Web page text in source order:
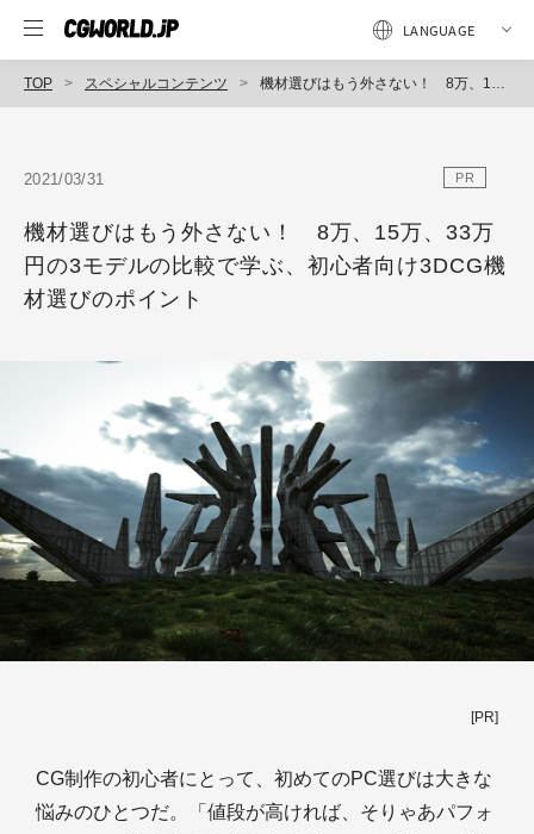
TOP スペシャルコンテンツ 機材選びはもう外さない！ 8万、15万、33万円の3モデルの比較で学ぶ、初心者向け3DCG機材選びのポイント
2021/03/31 PR
機材選びはもう外さない！ 8万、15万、33万
円の3モデルの比較で学ぶ、初心者向け3DCG機
材選びのポイント
[PR]
CG制作の初心者にとって、初めてのPC選びは大きな
悩みのひとつだ。「値段が高ければ、そりゃあパフォ